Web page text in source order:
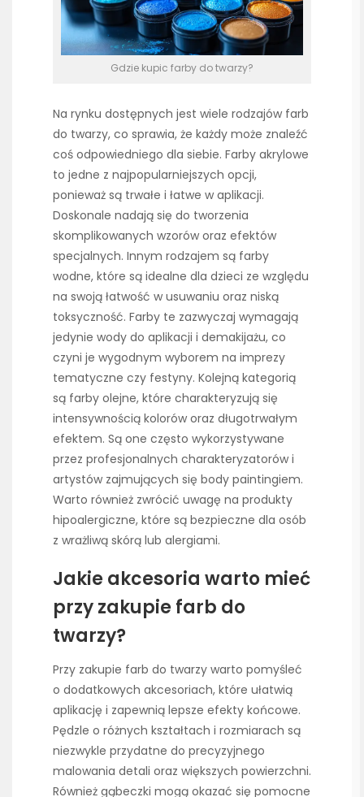
Gdzie kupic farby do twarzy?
Na rynku dostępnych jest wiele rodzajów farb
do twarzy, co sprawia, że każdy może znaleźć
coś odpowiedniego dla siebie. Farby akrylowe
to jedne z najpopularniejszych opcji,
ponieważ są trwałe i łatwe w aplikacji.
Doskonale nadają się do tworzenia
skomplikowanych wzorów oraz efektów
specjalnych. Innym rodzajem są farby
wodne, które są idealne dla dzieci ze względu
na swoją łatwość w usuwaniu oraz niską
toksyczność. Farby te zazwyczaj wymagają
jedynie wody do aplikacji i demakijażu, co
czyni je wygodnym wyborem na imprezy
tematyczne czy festyny. Kolejną kategorią
są farby olejne, które charakteryzują się
intensywnością kolorów oraz długotrwałym
efektem. Są one często wykorzystywane
przez profesjonalnych charakteryzatorów i
artystów zajmujących się body paintingiem.
Warto również zwrócić uwagę na produkty
hipoalergiczne, które są bezpieczne dla osób
z wrażliwą skórą lub alergiami.
Jakie akcesoria warto mieć
przy zakupie farb do
twarzy?
Przy zakupie farb do twarzy warto pomyśleć
o dodatkowych akcesoriach, które ułatwią
aplikację i zapewnią lepsze efekty końcowe.
Pędzle o różnych kształtach i rozmiarach są
niezwykle przydatne do precyzyjnego
malowania detali oraz większych powierzchni.
Również gąbeczki mogą okazać się pomocne